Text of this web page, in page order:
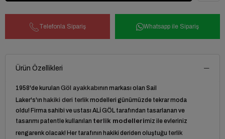
Telefonla Sipariş Whatsapp ile Sipariş
Ürün Özellikleri
1958'de kurulan Göl ayakkabının markası olan Sail
Laker's'ın hakiki deri terlikmodelleri günümüzde tekrar moda
oldu! Firma sahibi ve ustası ALİ GÖL tarafından tasarlanan ve
tasarımı patentle kullanılan terlik modellerimiz ile evleriniz
rengarenk olacak! Her tarafının hakiki deriden oluştuğu terlik